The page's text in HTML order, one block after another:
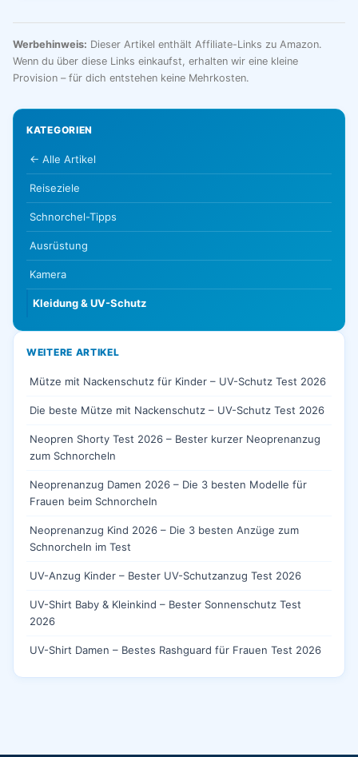
Werbehinweis: Dieser Artikel enthält Affiliate-Links zu Amazon.
Wenn du über diese Links einkaufst, erhalten wir eine kleine
Provision – für dich entstehen keine Mehrkosten.
KATEGORIEN
← Alle Artikel
Reiseziele
Schnorchel-Tipps
Ausrüstung
Kamera
Kleidung & UV-Schutz
WEITERE ARTIKEL
Mütze mit Nackenschutz für Kinder – UV-Schutz Test 2026
Die beste Mütze mit Nackenschutz – UV-Schutz Test 2026
Neopren Shorty Test 2026 – Bester kurzer Neoprenanzug
zum Schnorcheln
Neoprenanzug Damen 2026 – Die 3 besten Modelle für
Frauen beim Schnorcheln
Neoprenanzug Kind 2026 – Die 3 besten Anzüge zum
Schnorcheln im Test
UV-Anzug Kinder – Bester UV-Schutzanzug Test 2026
UV-Shirt Baby & Kleinkind – Bester Sonnenschutz Test
2026
UV-Shirt Damen – Bestes Rashguard für Frauen Test 2026